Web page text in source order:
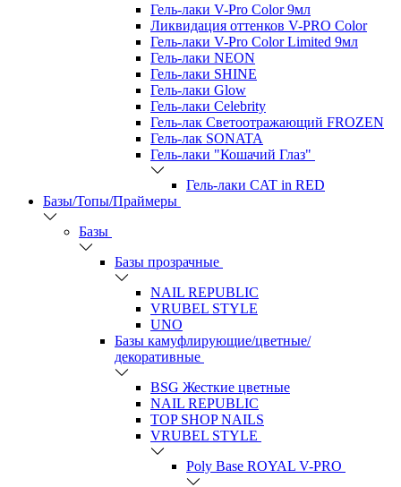
Гель-лаки V-Pro Color 9мл
Ликвидация оттенков V-PRO Color
Гель-лаки V-Pro Color Limited 9мл
Гель-лаки NEON
Гель-лаки SHINE
Гель-лаки Glow
Гель-лаки Celebrity
Гель-лак Светоотражающий FROZEN
Гель-лак SONATA
Гель-лаки "Кошачий Глаз"
Гель-лаки CAT in RED
Базы/Топы/Праймеры
Базы
Базы прозрачные
NAIL REPUBLIC
VRUBEL STYLE
UNO
Базы камуфлирующие/цветные/
декоративные
BSG Жесткие цветные
NAIL REPUBLIC
TOP SHOP NAILS
VRUBEL STYLE
Poly Base ROYAL V-PRO